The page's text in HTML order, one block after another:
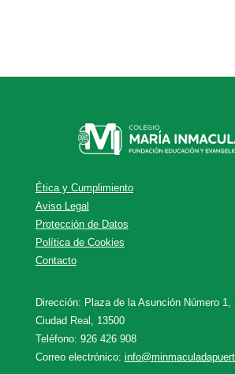
Ética y Cumplimiento
Aviso Legal
Protección de Datos
Política de Cookies
Contacto
Dirección: Plaza de la Asunción Número 1,
Ciudad Real, 13500
Teléfono: 926 426 908
Correo electrónico: